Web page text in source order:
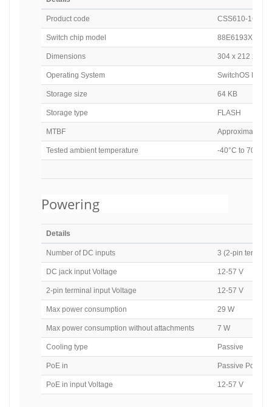
Product code CSS610-1Gi-
Switch chip model 88E6193X
Dimensions 304 x 212 x 71
Operating System SwitchOS Lite
Storage size 64 KB
Storage type FLASH
MTBF Approximately
Tested ambient temperature -40°C to 70°C
Powering
Details
Number of DC inputs 3 (2-pin
DC jack input Voltage 12-57 V
2-pin terminal input Voltage 12-57 V
Max power consumption 29 W
Max power consumption without attachments 7 W
Cooling type Passive
PoE in Passive PoE
PoE in input Voltage 12-57 V